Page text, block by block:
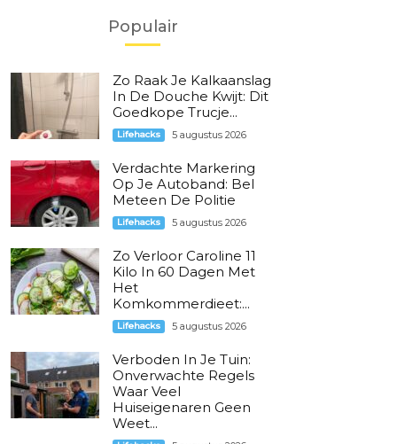
Populair
Zo Raak Je Kalkaanslag
In De Douche Kwijt: Dit
Goedkope Trucje...
Lifehacks 5 augustus 2026
Verdachte Markering
Op Je Autoband: Bel
Meteen De Politie
Lifehacks 5 augustus 2026
Zo Verloor Caroline 11
Kilo In 60 Dagen Met
Het
Komkommerdieet:...
Lifehacks 5 augustus 2026
Verboden In Je Tuin:
Onverwachte Regels
Waar Veel
Huiseigenaren Geen
Weet...